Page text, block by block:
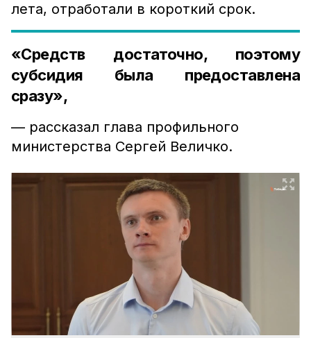
лета, отработали в короткий срок.
«Средств достаточно, поэтому
субсидия была предоставлена
сразу»,
— рассказал глава профильного
министерства Сергей Величко.